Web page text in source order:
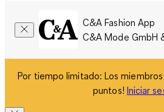
C&A Fashion App
C&A Mode GmbH
Por tiempo limitado: Los
puntos! Iniciar